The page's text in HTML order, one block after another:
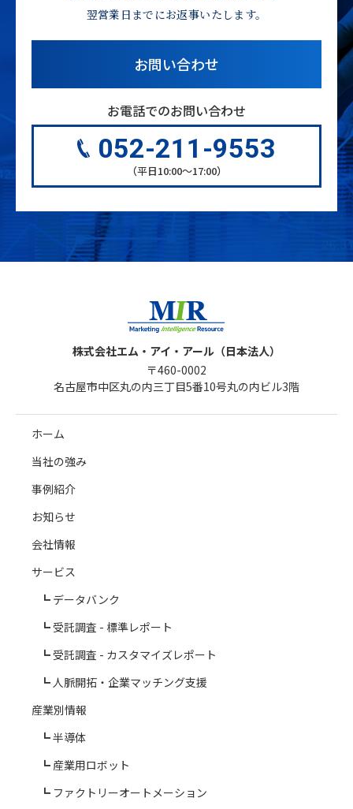
翌営業日までにお返事いたします。
お問い合わせ
お電話でのお問い合わせ
052-211-9553
（平日10:00〜17:00）
株式会社エム・アイ・アール（日本法人）
〒460-0002
名古屋市中区丸の内三丁目5番10号丸の内ビル3階
ホーム
当社の強み
事例紹介
お知らせ
会社情報
サービス
データバンク
受託調査 - 標準レポート
受託調査 - カスタマイズレポート
人脈開拓・企業マッチング支援
産業別情報
半導体
産業用ロボット
ファクトリーオートメーション